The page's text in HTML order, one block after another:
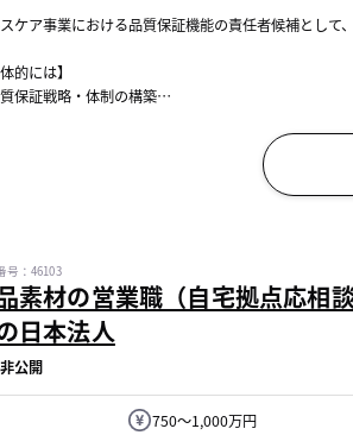
ケア事業における品質保証機能の責任者候補として
体的には】
保証戦略・体制の構築
質基準、業務プロセス、社内ルールの設計・再構築
素材の営業職（自宅拠点応相
日本法人
号：46103
公開
750～1,000万円